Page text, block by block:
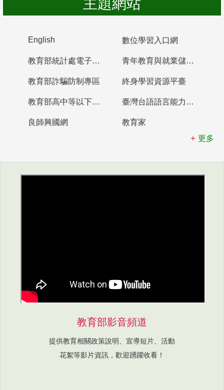
主題網站
English 數位學習入口網
教育部統計處電子書櫃 青年教育與就業儲蓄帳戶
教育部詐騙防制專區 終身學習資源平臺
教育部高中等以下學校及幼兒園教師資格檢定考試 臺灣台語語言能力認證網站
良師興國網
教育家
更多
教育部影音頻道
提供教育相關政策說明、宣導短片、活動
花絮等影片資訊，歡迎踴躍收看！